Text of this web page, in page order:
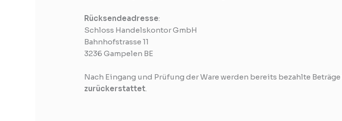
Rücksendeadresse:
Schloss Handelskontor GmbH
Bahnhofstrasse 11
3236 Gampelen BE
Nach Eingang und Prüfung der Ware werden bereits bezahlte Beträge
zurückerstattet.